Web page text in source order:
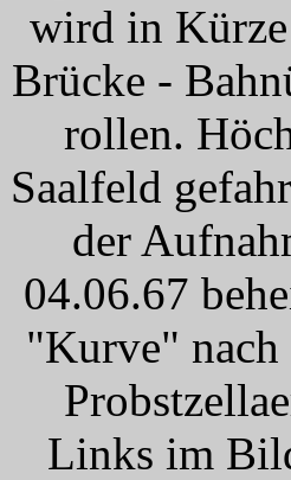
wird in
Brücke -
rollen.
Saalfeld
der
04.06.67
"Kurve" nach
Links im